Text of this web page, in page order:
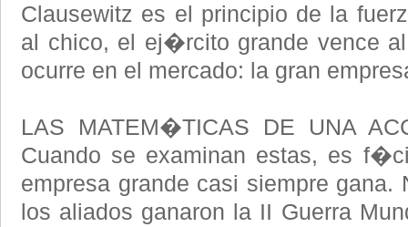
Clausewitz es el principio de la
al chico, el ej�rcito grande vence
ocurre en el mercado: la gran
LAS MATEM�TICAS DE UNA
Cuando se examinan estas, es
empresa grande casi siempre
los aliados ganaron la II Guerra